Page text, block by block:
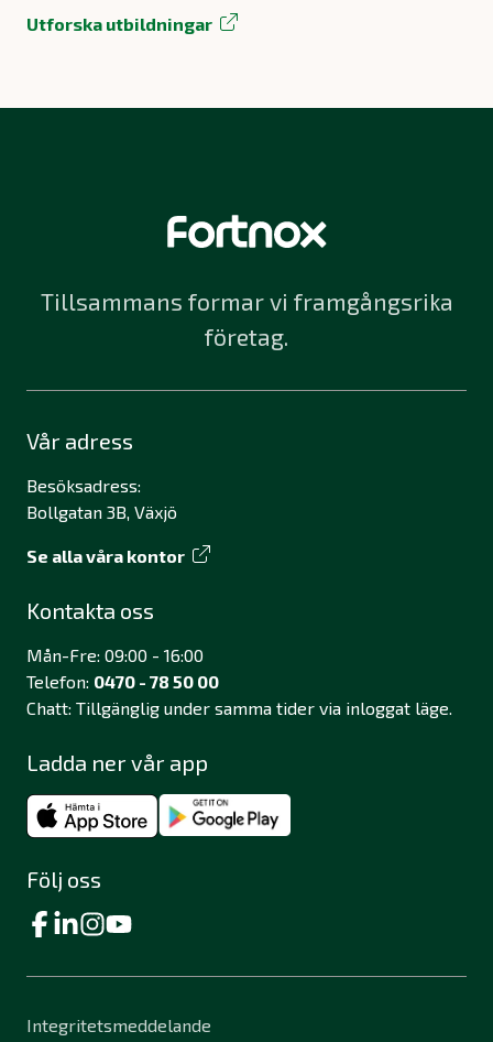
Utforska utbildningar
Tillsammans formar vi framgångsrika
företag.
Vår adress
Besöksadress:
Bollgatan 3B, Växjö
Se alla våra kontor
Kontakta oss
Mån-Fre: 09:00 - 16:00
Telefon: 0470 - 78 50 00
Chatt: Tillgänglig under samma tider via inloggat läge.
Ladda ner vår app
Följ oss
Integritetsmeddelande